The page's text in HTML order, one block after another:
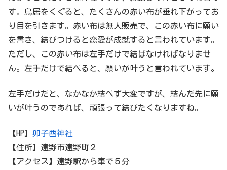
す。鳥居をくぐると、たくさんの赤い布が垂れ下がってお
り目を引きます。赤い布は無人販売で、この赤い布に願い
を書き、結びつけると恋愛が成就すると言われています。
ただし、この赤い布は左手だけで結ばなければなりませ
ん。左手だけで結べると、願いが叶うと言われています。
左手だけだと、なかなか結べず大変ですが、結んだ先に願
いが叶うのであれば、頑張って結びたくなりますね。
【HP】 卯子酉神社
【住所】遠野市遠野町２
【アクセス】遠野駅から車で５分